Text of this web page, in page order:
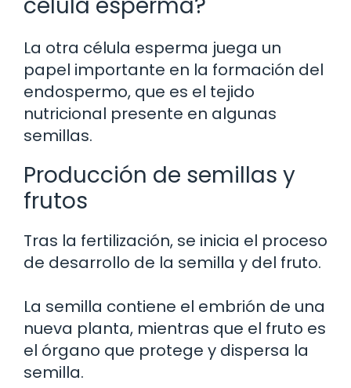
La otra célula esperma juega un
papel importante en la formación del
endospermo, que es el tejido
nutricional presente en algunas
semillas.
Producción de semillas y
frutos
Tras la fertilización, se inicia el proceso
de desarrollo de la semilla y del fruto.
La semilla contiene el embrión de una
nueva planta, mientras que el fruto es
el órgano que protege y dispersa la
semilla.